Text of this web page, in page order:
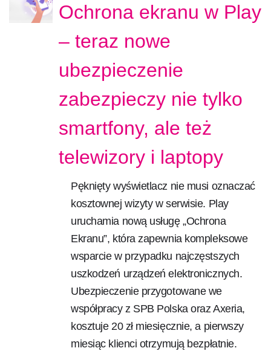
Ochrona ekranu w Play
– teraz nowe
ubezpieczenie
zabezpieczy nie tylko
smartfony, ale też
telewizory i laptopy
Pęknięty wyświetlacz nie musi oznaczać
kosztownej wizyty w serwisie. Play
uruchamia nową usługę „Ochrona
Ekranu”, która zapewnia kompleksowe
wsparcie w przypadku najczęstszych
uszkodzeń urządzeń elektronicznych.
Ubezpieczenie przygotowane we
współpracy z SPB Polska oraz Axeria,
kosztuje 20 zł miesięcznie, a pierwszy
miesiąc klienci otrzymują bezpłatnie.